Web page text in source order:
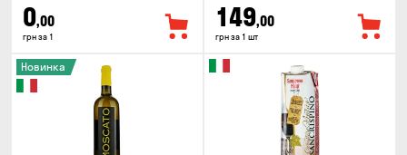
0,00
грн за 1
149,00
грн за 1 шт
Новинка